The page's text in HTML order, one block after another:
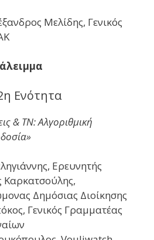
Μελίδης, Γενικός
Ενότητα
& ΤΝ: Αλγοριθμική
Ερευνητής
Καρκατσούλης,
Δημόσιας Διοίκησης
Γενικός Γραμματέας